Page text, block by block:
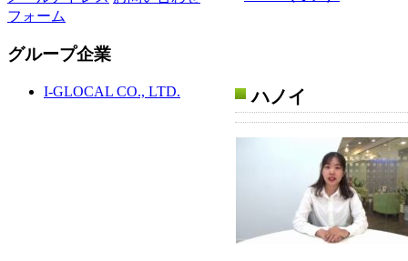
フォーム
グループ企業
I-GLOCAL CO., LTD. ハノイ